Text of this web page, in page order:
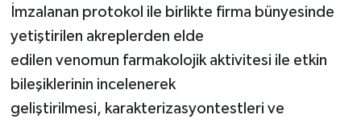
İmzalanan protokol ile birlikte firma bünyesinde
yetiştirilen akreplerden elde
edilen venomun farmakolojik aktivitesi ile etkin
bileşiklerinin incelenerek
geliştirilmesi, karakterizasyontestleri ve